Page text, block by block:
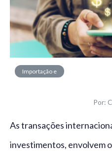
Importação e
Por:
As transações
investimentos, envolvem